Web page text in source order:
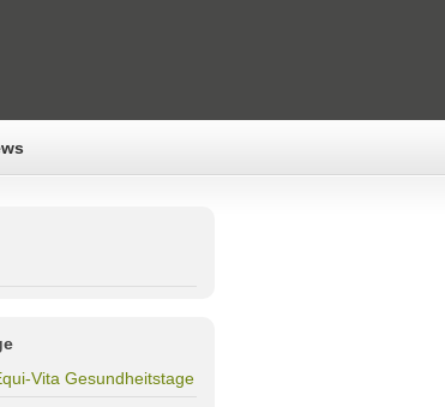
Vita Gesundheitstage